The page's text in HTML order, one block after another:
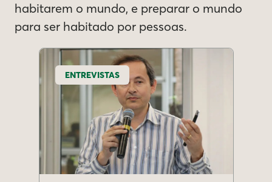
habitarem o mundo, e preparar o mundo
para ser habitado por pessoas.
ENTREVISTAS